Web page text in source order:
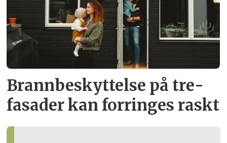
Brann­beskyttelse på tre­
fasader kan forringes raskt